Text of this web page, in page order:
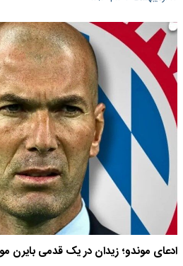
ادعای موندو؛ زیدان در یک قدمی بایرن